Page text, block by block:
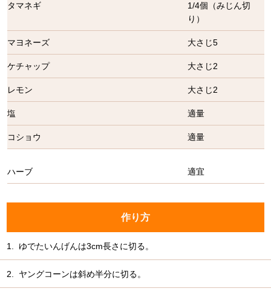
タマネギ
1/4個（みじん切
り）
マヨネーズ 大さじ5
ケチャップ 大さじ2
レモン 大さじ2
塩 適量
コショウ 適量
ハーブ 適宜
作り方
1. ゆでたいんげんは3cm長さに切る。
2. ヤングコーンは斜め半分に切る。